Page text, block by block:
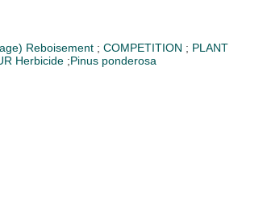
Reboisement ; COMPETITION ; PLANT
Herbicide ;Pinus ponderosa